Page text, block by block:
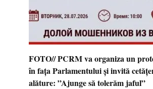
FOTO// PCRM va organiza un
în fața Parlamentului și invită
alăture: ”Ajunge să tolerăm jaful”